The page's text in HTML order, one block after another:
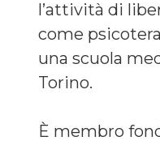
l’attività di
come
una scuola
Torino.
È membro